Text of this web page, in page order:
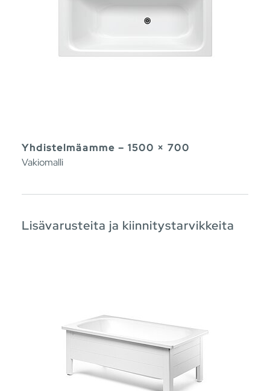
Yhdistelmäamme – 1500 × 700
Vakiomalli
Lisävarusteita ja kiinnitystarvikkeita